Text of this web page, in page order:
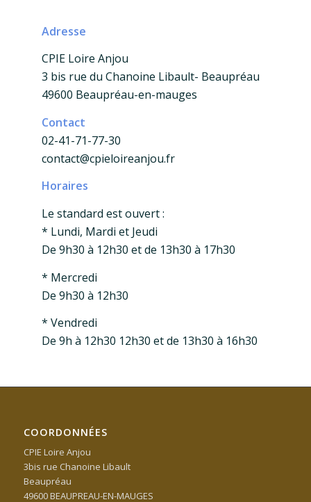
Adresse
CPIE Loire Anjou
3 bis rue du Chanoine Libault- Beaupréau
49600 Beaupréau-en-mauges
Contact
02-41-71-77-30
contact@cpieloireanjou.fr
Horaires
Le standard est ouvert :
* Lundi, Mardi et Jeudi
De 9h30 à 12h30 et de 13h30 à 17h30
* Mercredi
De 9h30 à 12h30
* Vendredi
De 9h à 12h30 12h30 et de 13h30 à 16h30
COORDONNÉES
CPIE Loire Anjou
3bis rue Chanoine Libault
Beaupréau
49600 BEAUPREAU-EN-MAUGES